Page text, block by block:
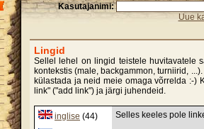
Kasutajanimi:
Uue
Lingid
Sellel lehel on lingid teistele huvitavatele
kontekstis (male, backgammon, turniirid,
külastada ja neid meie omaga võrrelda :-)
link" ("add link") ja järgi juhendeid.
inglise (44)
Selles keeles pole